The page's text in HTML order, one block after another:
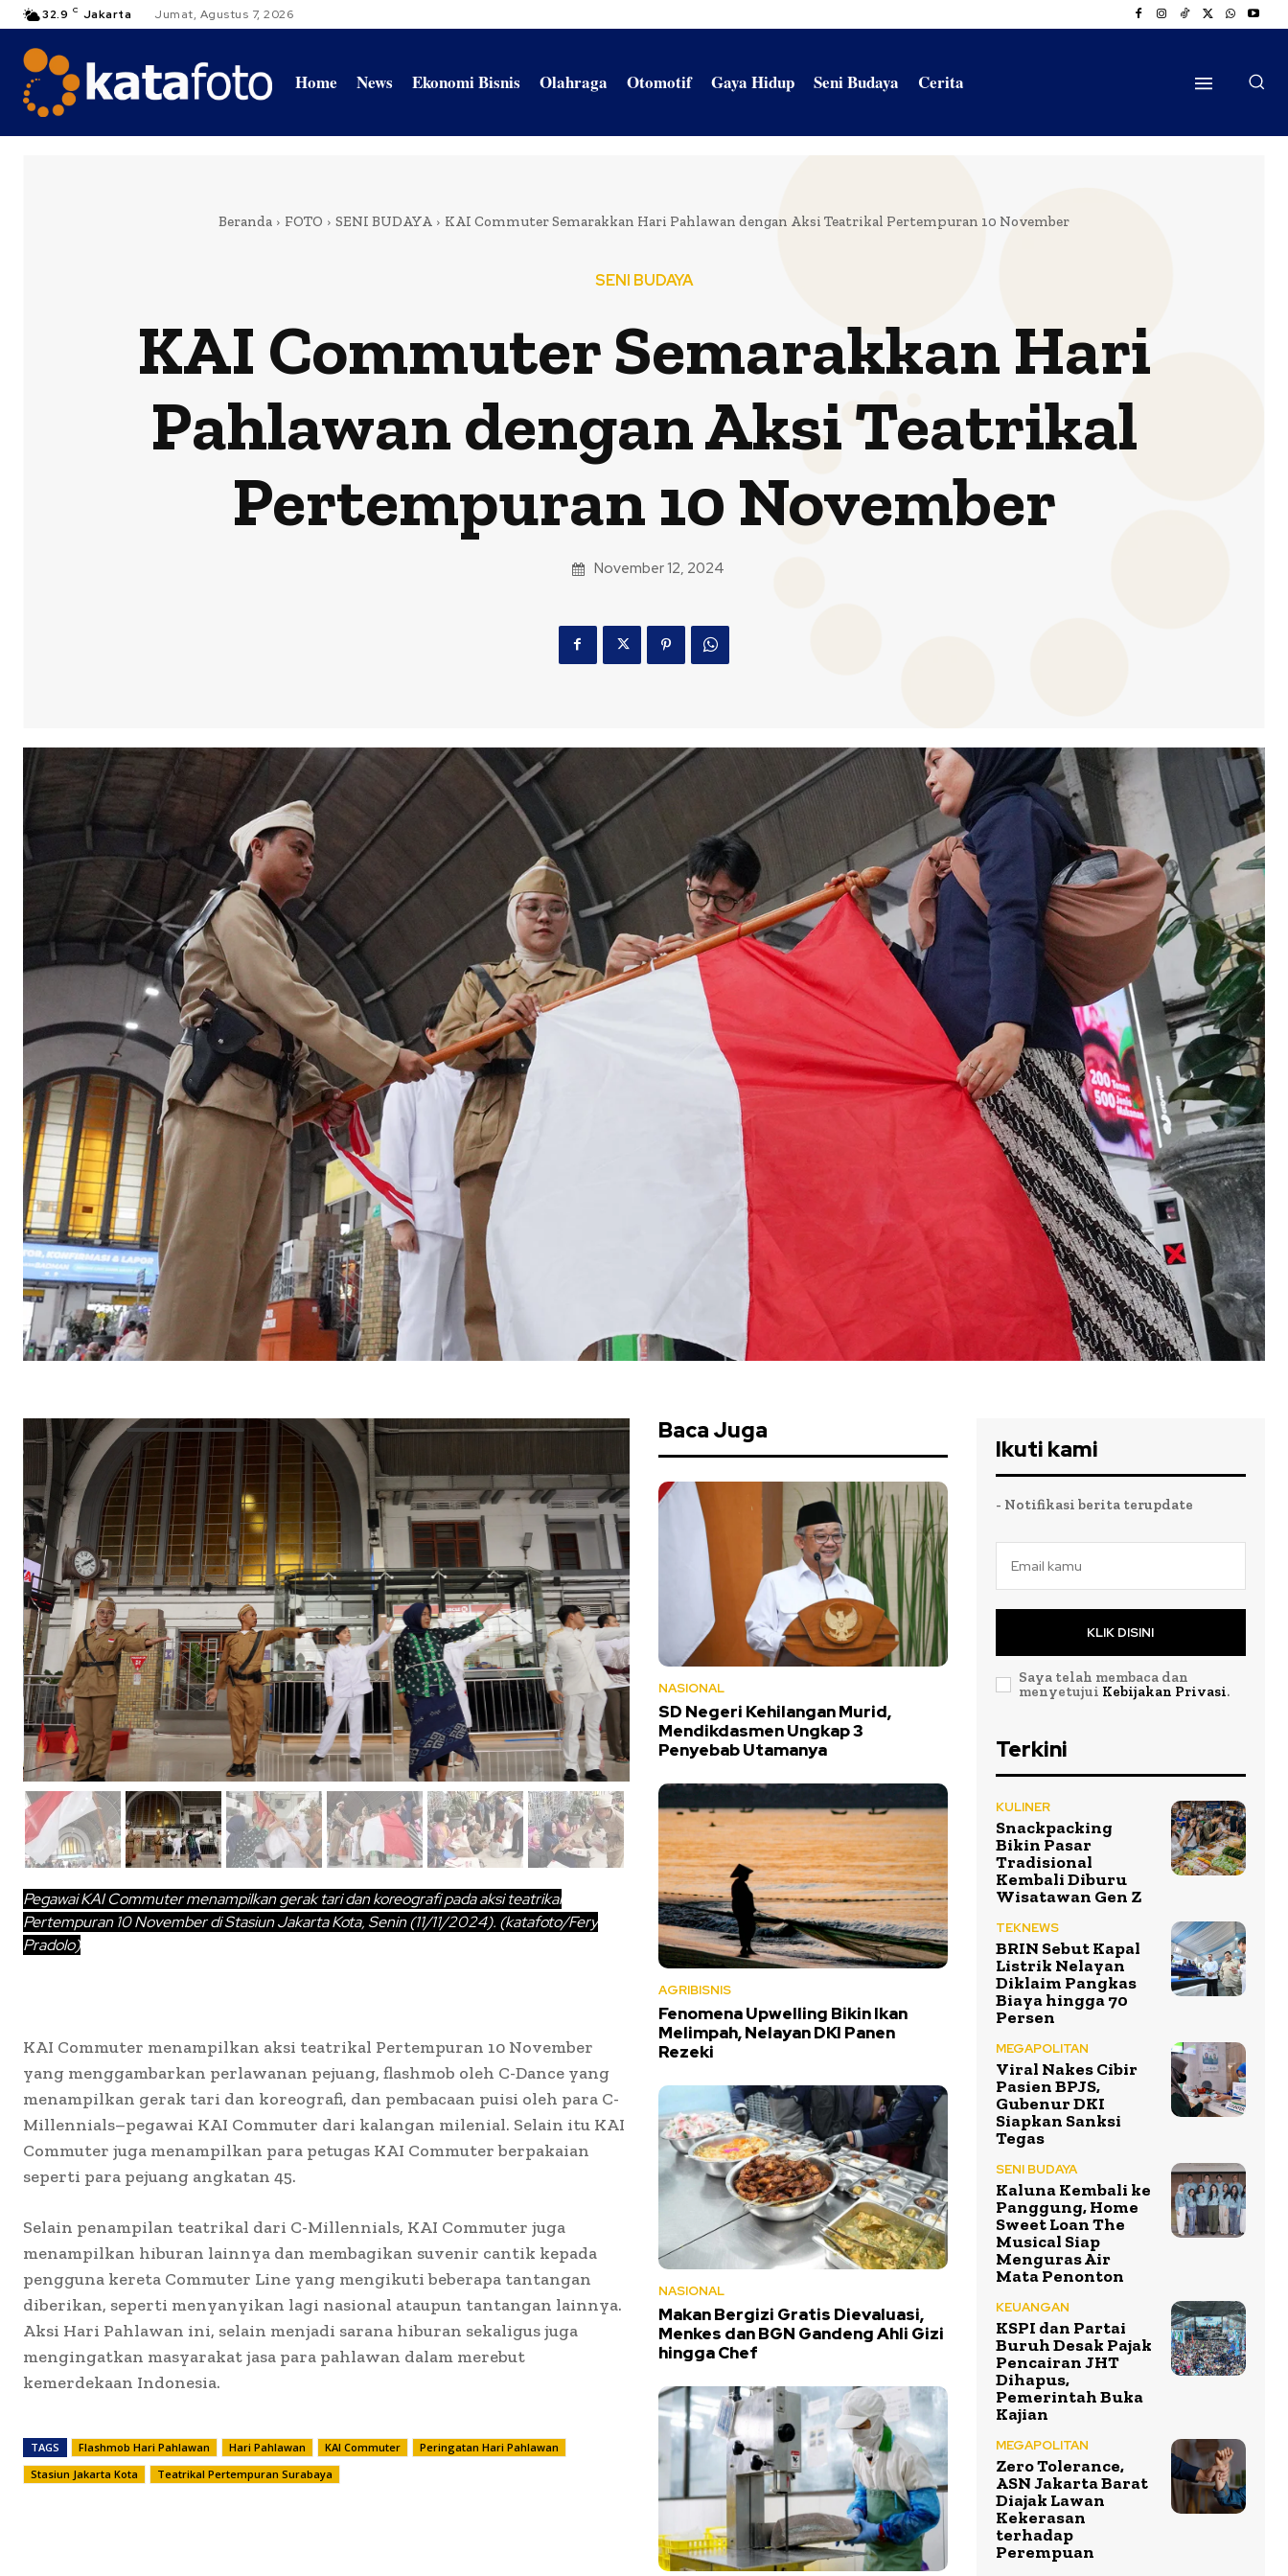
32.9 C Jakarta Jumat, Agustus 7, 2026
Home News Ekonomi Bisnis Olahraga Otomotif Gaya Hidup Seni Budaya Cerita
Beranda FOTO SENI BUDAYA KAI Commuter Semarakkan Hari Pahlawan dengan Aksi Teatrikal Pertempuran 10 November
SENI BUDAYA
KAI Commuter Semarakkan Hari
Pahlawan dengan Aksi Teatrikal
Pertempuran 10 November
November 12, 2024
Pegawai KAI Commuter menampilkan gerak tari dan koreografi pada aksi teatrikal
Pertempuran 10 November di Stasiun Jakarta Kota, Senin (11/11/2024). (katafoto/Fery
Pradolo)
KAI Commuter menampilkan aksi teatrikal Pertempuran 10 November
yang menggambarkan perlawanan pejuang, flashmob oleh C-Dance yang
menampilkan gerak tari dan koreografi, dan pembacaan puisi oleh para C-
Millennials–pegawai KAI Commuter dari kalangan milenial. Selain itu KAI
Commuter juga menampilkan para petugas KAI Commuter berpakaian
seperti para pejuang angkatan 45.
Selain penampilan teatrikal dari C-Millennials, KAI Commuter juga
menampilkan hiburan lainnya dan membagikan suvenir cantik kepada
pengguna kereta Commuter Line yang mengikuti beberapa tantangan
diberikan, seperti menyanyikan lagi nasional ataupun tantangan lainnya.
Aksi Hari Pahlawan ini, selain menjadi sarana hiburan sekaligus juga
mengingatkan masyarakat jasa para pahlawan dalam merebut
kemerdekaan Indonesia.
TAGS Flashmob Hari Pahlawan Hari Pahlawan KAI Commuter
Peringatan Hari Pahlawan
Stasiun Jakarta Kota
Teatrikal Pertempuran Surabaya
Baca Juga
NASIONAL
SD Negeri Kehilangan Murid,
Mendikdasmen Ungkap 3
Penyebab Utamanya
AGRIBISNIS
Fenomena Upwelling Bikin Ikan
Melimpah, Nelayan DKI Panen
Rezeki
NASIONAL
Makan Bergizi Gratis Dievaluasi,
Menkes dan BGN Gandeng Ahli Gizi
hingga Chef
Ikuti kami
- Notifikasi berita terupdate
KLIK DISINI
Saya telah membaca dan
menyetujui Kebijakan Privasi.
Terkini
KULINER
Snackpacking
Bikin Pasar
Tradisional
Kembali Diburu
Wisatawan Gen Z
TEKNEWS
BRIN Sebut Kapal
Listrik Nelayan
Diklaim Pangkas
Biaya hingga 70
Persen
MEGAPOLITAN
Viral Nakes Cibir
Pasien BPJS,
Gubenur DKI
Siapkan Sanksi
Tegas
SENI BUDAYA
Kaluna Kembali ke
Panggung, Home
Sweet Loan The
Musical Siap
Menguras Air
Mata Penonton
KEUANGAN
KSPI dan Partai
Buruh Desak Pajak
Pencairan JHT
Dihapus,
Pemerintah Buka
Kajian
MEGAPOLITAN
Zero Tolerance,
ASN Jakarta Barat
Diajak Lawan
Kekerasan
terhadap
Perempuan